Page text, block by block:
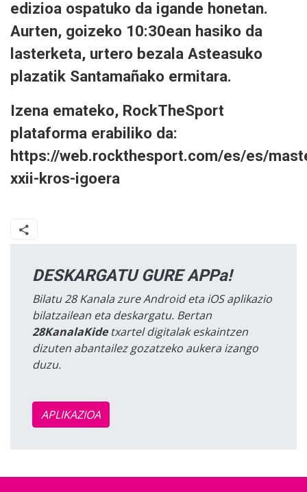
edizioa ospatuko da igande honetan.
Aurten, goizeko 10:30ean hasiko da
lasterketa, urtero bezala Asteasuko
plazatik Santamañako ermitara.
Izena emateko, RockTheSport
plataforma erabiliko da:
https://web.rockthesport.com/es/es/
xxii-kros-igoera
DESKARGATU GURE APPa!
Bilatu 28 Kanala zure Android eta iOS aplikazio
bilatzailean eta deskargatu. Bertan
28KanalaKidetxartel digitalak eskaintzen
dizuten abantailez gozatzeko aukera izango
duzu.
APLIKAZIOA